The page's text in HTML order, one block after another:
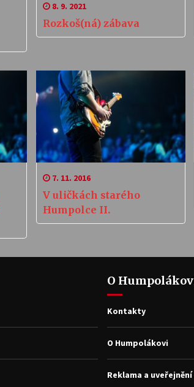
8. 9. 2021
Rozkoš(ná) zábava
7. 11. 2016
V uličkách starého
Humpolce II.
O
Kontakty
O Humpolákovi
Reklama a